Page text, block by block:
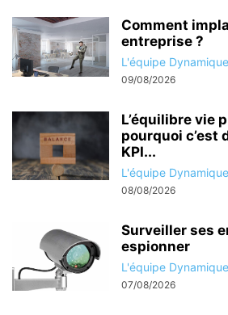
Comment
entreprise ?
L'équipe
09/08/2026
L’équilibre vie
pourquoi c’est
KPI...
L'équipe
08/08/2026
Surveiller ses
espionner
L'équipe
07/08/2026